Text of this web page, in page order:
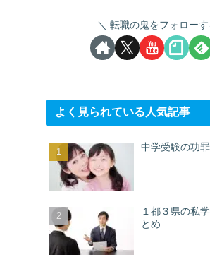
転職の鬼をフォローす
よく見られている人気記事
中学受験の功罪
１都３県の私
とめ